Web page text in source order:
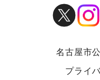
名古屋市
プライ